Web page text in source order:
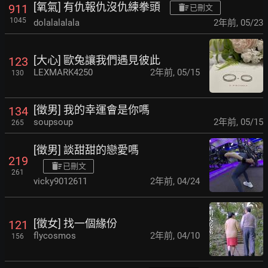
911
1045
[氧氣] 有仇報仇沒仇練拳頭 已刪文
dolalalalala 2年前, 05/23
123
130
[大心] 歐兔讓我們遇見彼此
LEXMARK4250 2年前, 05/15
134
265
[徵男] 我的幸運會是你嗎
soupsoup 2年前, 05/15
219
261
[徵男] 談甜甜的戀愛嗎
已刪文
vicky9012611 2年前, 04/24
121
156
[徵女] 找一個緣份
flycosmos 2年前, 04/10